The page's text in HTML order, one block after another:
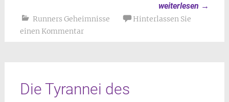
weiterlesen →
Runners Geheimnisse
Hinterlassen Sie
einen Kommentar
Die Tyrannei des